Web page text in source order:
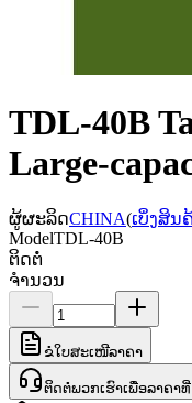
TDL-40B
Large-
ຜູ້ຜະລິດCHINA(ເບິ່ງສິນ
ModelTDL-40B
ຕິດຕໍ່
ຈຳນວນ
ຂໍໃບສະເໜີລາຄາ
ຕິດຕໍ່ພວກເຮົາເພື່ອລາຄາ